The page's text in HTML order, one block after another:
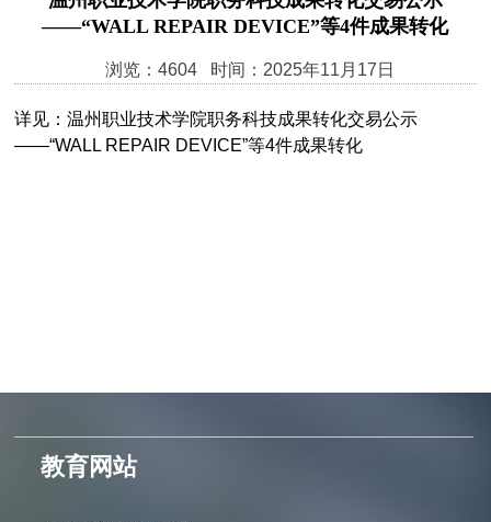
——“WALL REPAIR DEVICE”等4件成果转化
浏览：4604 时间：2025年11月17日
详见：温州职业技术学院职务科技成果转化交易公示
——“WALL REPAIR DEVICE”等4件成果转化
教育网站